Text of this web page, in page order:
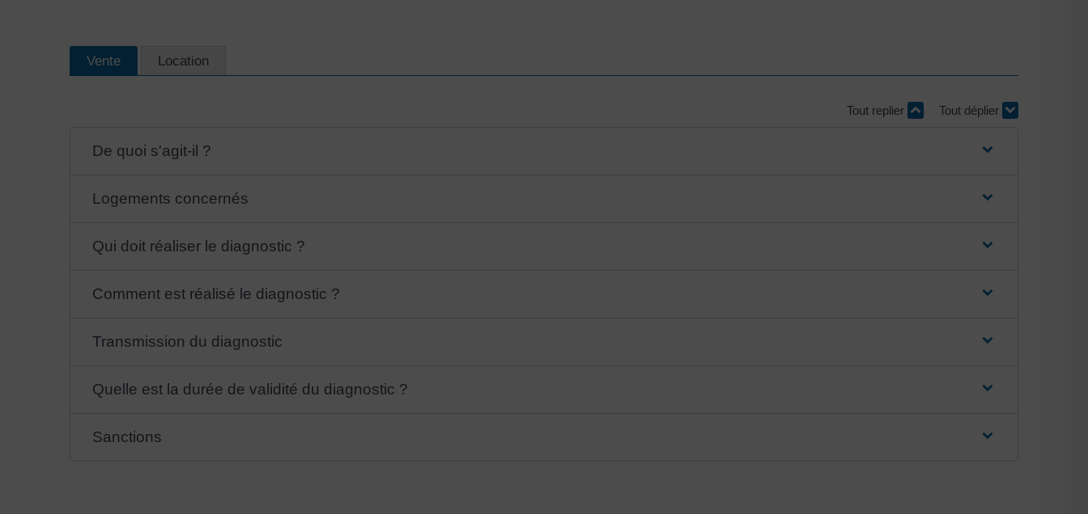
Vente Location
Tout replier Tout déplier
De quoi s'agit-il ?
Logements concernés
Qui doit réaliser le diagnostic ?
Comment est réalisé le diagnostic ?
Transmission du diagnostic
Quelle est la durée de validité du diagnostic ?
Sanctions